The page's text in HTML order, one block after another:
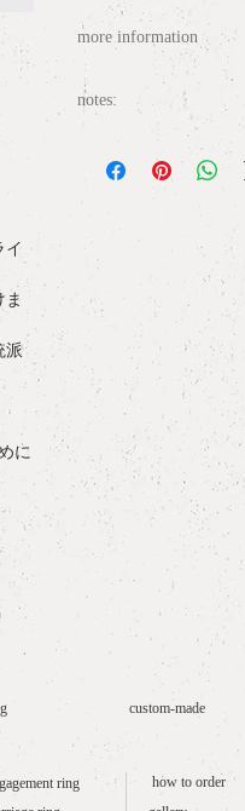
イ
派
に
material
: K18YG
Diamond: total 0.32ct
size :
#6 #7 #8 #9 #10
承っております）
measurement
: W
more information
○ラッピングについて /
配送について / delivery
サイズ表記について /
notes:
お客様のご希望、ご
ンドをご提案、お見
ングをご検討の方は
店くださいませ。ご
連絡ください。アト
オーダーを頂いてか
ています。お式やご
お早めにご相談くださ
custom-made
ring
how to order